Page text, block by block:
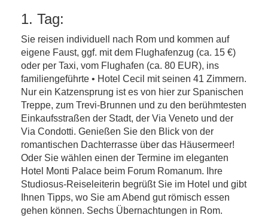
1. Tag:
Sie reisen individuell nach Rom und kommen auf
eigene Faust, ggf. mit dem Flughafenzug (ca. 15 €)
oder per Taxi, vom Flughafen (ca. 80 EUR), ins
familiengeführte • Hotel Cecil mit seinen 41 Zimmern.
Nur ein Katzensprung ist es von hier zur Spanischen
Treppe, zum Trevi-Brunnen und zu den berühmtesten
Einkaufsstraßen der Stadt, der Via Veneto und der
Via Condotti. Genießen Sie den Blick von der
romantischen Dachterrasse über das Häusermeer!
Oder Sie wählen einen der Termine im eleganten
Hotel Monti Palace beim Forum Romanum. Ihre
Studiosus-Reiseleiterin begrüßt Sie im Hotel und gibt
Ihnen Tipps, wo Sie am Abend gut römisch essen
gehen können. Sechs Übernachtungen in Rom.